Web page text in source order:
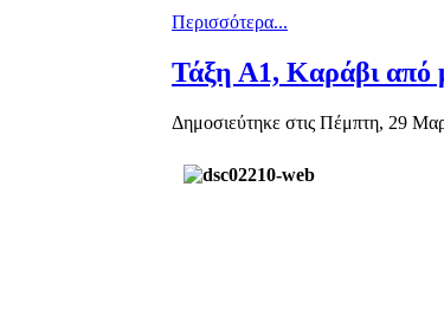
Περισσότερα...
Τάξη Α1, Καράβι από
Δημοσιεύτηκε στις Πέμπτη, 29